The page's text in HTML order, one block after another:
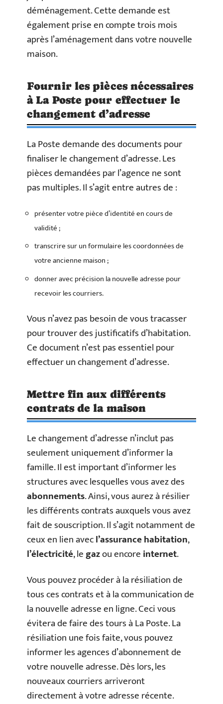
déménagement. Cette demande est
également prise en compte trois mois
après l’aménagement dans votre nouvelle
maison.
Fournir les pièces nécessaires
à La Poste pour effectuer le
changement d’adresse
La Poste demande des documents pour
finaliser le changement d’adresse. Les
pièces demandées par l’agence ne sont
pas multiples. Il s’agit entre autres de :
présenter votre pièce d’identité en cours de
validité ;
transcrire sur un formulaire les coordonnées de
votre ancienne maison ;
donner avec précision la nouvelle adresse pour
recevoir les courriers.
Vous n’avez pas besoin de vous tracasser
pour trouver des justificatifs d’habitation.
Ce document n’est pas essentiel pour
effectuer un changement d’adresse.
Mettre fin aux différents
contrats de la maison
Le changement d’adresse n’inclut pas
seulement uniquement d’informer la
famille. Il est important d’informer les
structures avec lesquelles vous avez des
abonnements. Ainsi, vous aurez à résilier
les différents contrats auxquels vous avez
fait de souscription. Il s’agit notamment de
ceux en lien avecl’assurance habitation,
l’électricité, legazou encoreinternet.
Vous pouvez procéder à la résiliation de
tous ces contrats et à la communication de
la nouvelle adresse en ligne. Ceci vous
évitera de faire des tours à La Poste. La
résiliation une fois faite, vous pouvez
informer les agences d’abonnement de
votre nouvelle adresse. Dès lors, les
nouveaux courriers arriveront
directement à votre adresse récente.